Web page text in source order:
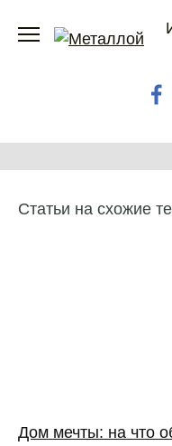
Статьи на схожие
Дом мечты: на что